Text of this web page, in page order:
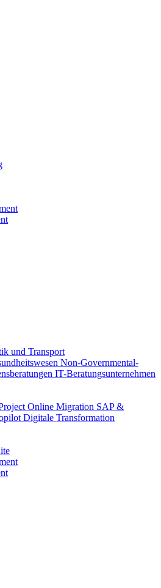
und Transport
Non-Governmental-
IT-Beratungsunternehmen
Online Migration SAP &
Digitale Transformation